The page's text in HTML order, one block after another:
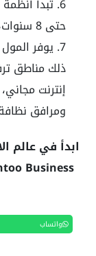
حتى 8 سنوات، لتلبية احتياجات جميع الفئات.
يوفر
ذلك مناطق
إنترنت
ومرافق
ابدأ في عالم
واتساب